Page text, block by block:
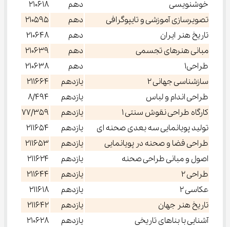
خوشنويسی
دهم
210618
تصويرسازی آموزشی و تايپوگرافی
دهم
210595
تاريخ هنر ايران
دهم
210648
مبانی هنرهای تجسمی
دهم
210639
طراحی1
دهم
210638
سازشناسی جهانی 2
یازدهم
211664
طراحی اندام و لباس
یازدهم
8/494
كارگاه طراحی نقوش سنتی 1
یازدهم
77/359
توليد پويانمايی سه بعدی صحنه ای
یازدهم
211654
طراحی فضا و صحنه در پويانمايی
یازدهم
211653
اصول و مبانی طراحی صحنه
یازدهم
211624
طراحی 2
یازدهم
211644
عكاسی 2
یازدهم
211618
تاريخ هنر جهان
یازدهم
211642
آشنايی با بناهای تاريخی
یازدهم
210628